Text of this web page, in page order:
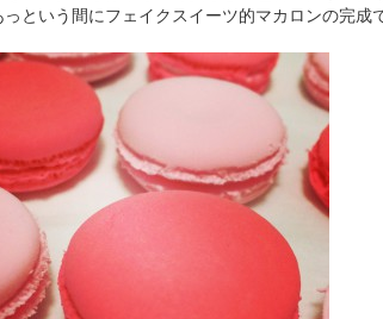
っという間にフェイクスイーツ的マカロンの完成